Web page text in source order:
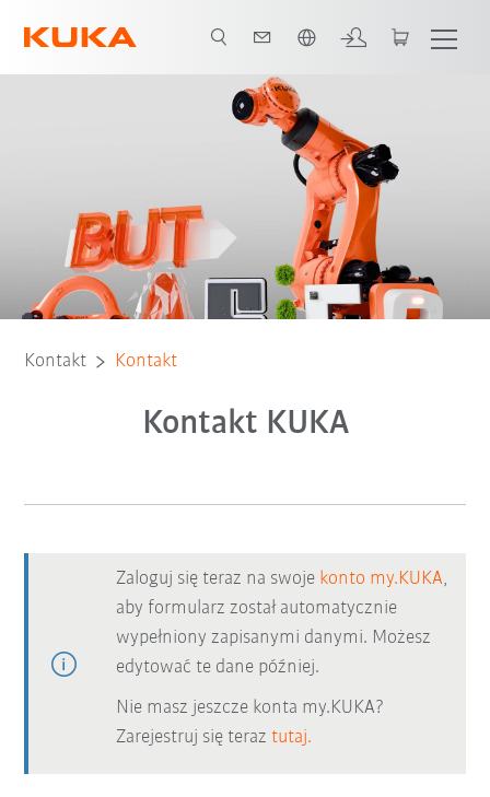
Kontakt Kontakt
Kontakt KUKA
Zaloguj się teraz na swoje konto my.KUKA,
aby formularz został automatycznie
wypełniony zapisanymi danymi. Możesz
edytować te dane później.
Nie masz jeszcze konta my.KUKA?
Zarejestruj się teraztutaj.